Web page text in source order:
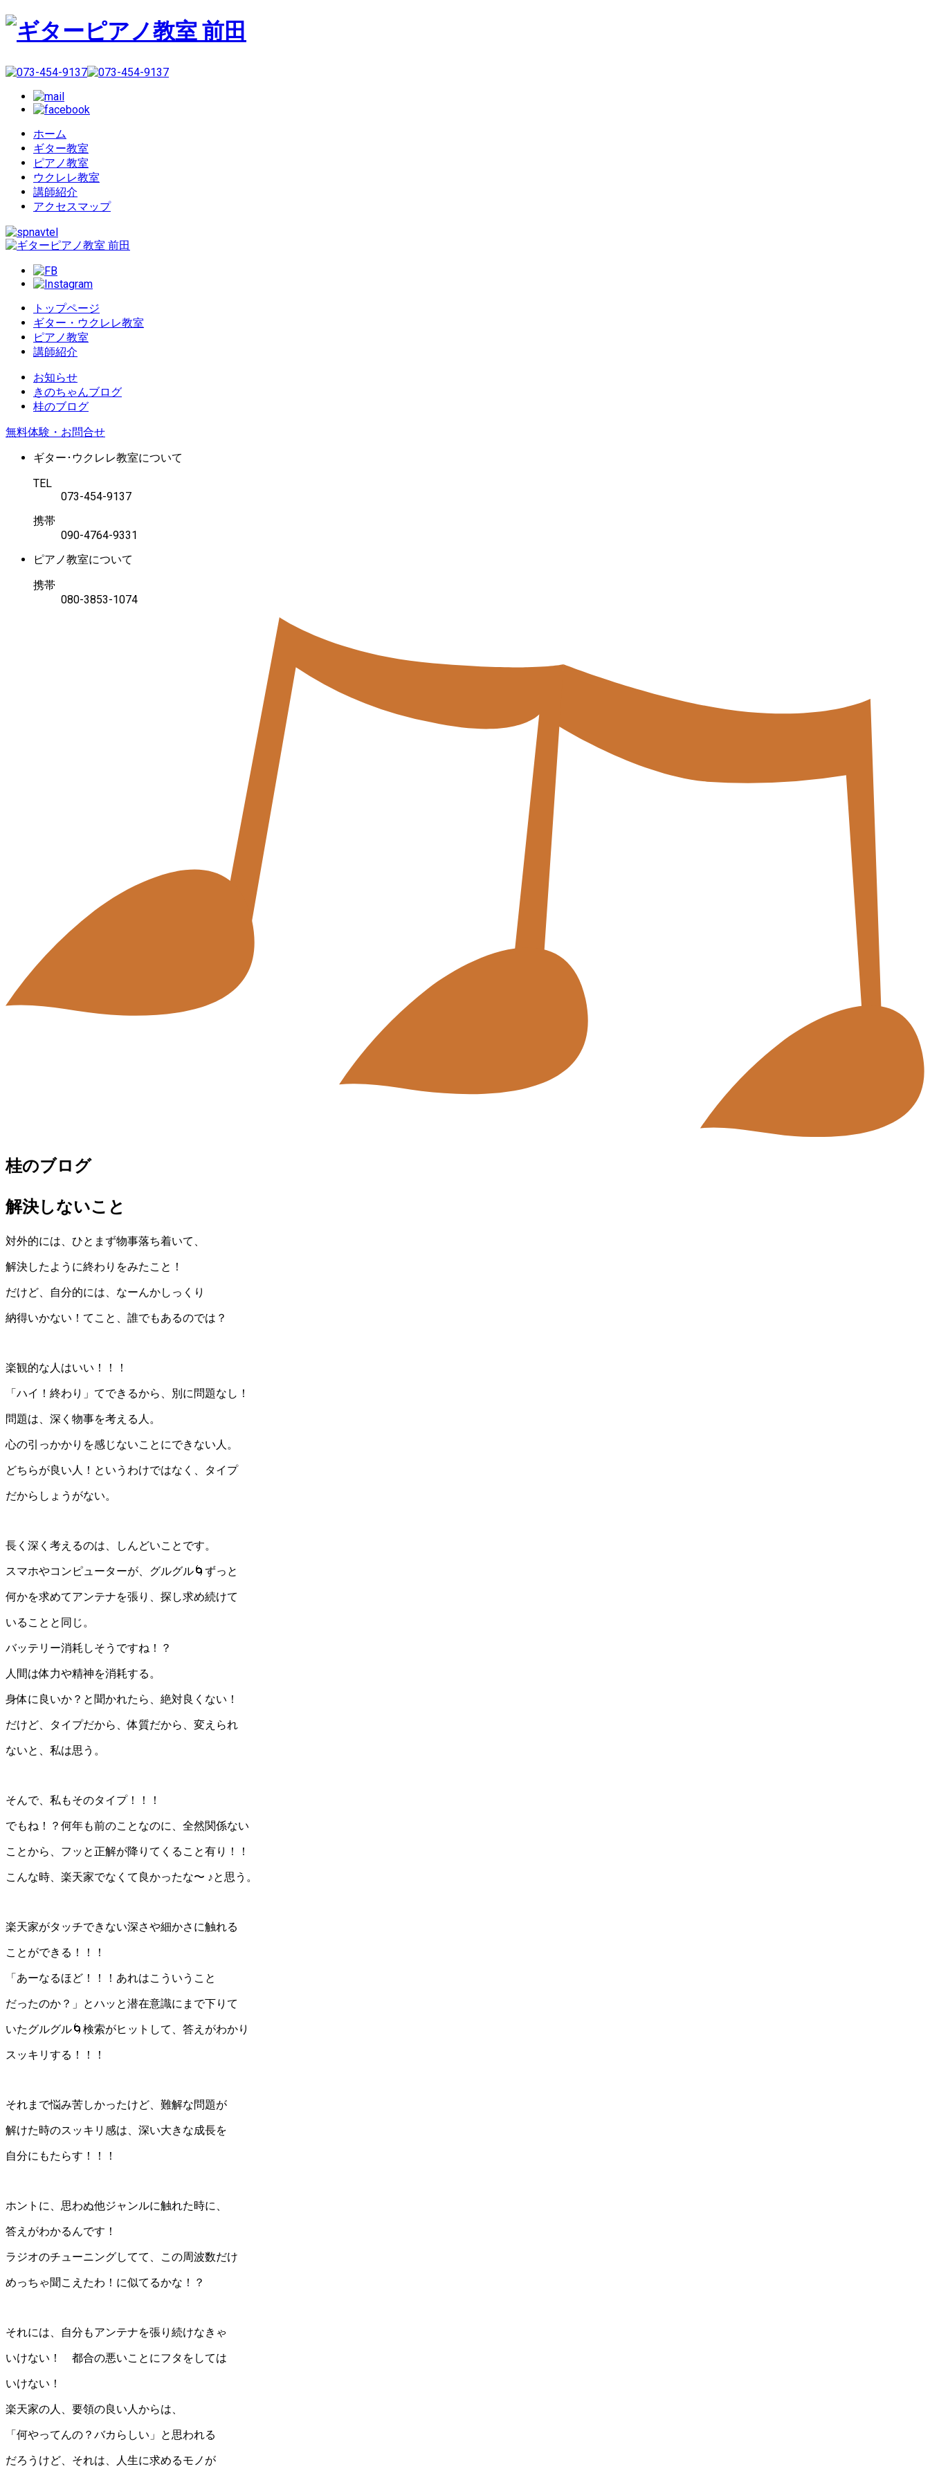
ホーム
ギター教室
ピアノ教室
ウクレレ教室
講師紹介
アクセスマップ
トップページ
ギター・ウクレレ教室
ピアノ教室
講師紹介
お知らせ
きのちゃんブログ
桂のブログ
無料体験・お問合せ
ギター･ウクレレ教室について
TEL
073-454-9137
携帯
090-4764-9331
ピアノ教室について
携帯
080-3853-1074
桂のブログ
解決しないこと
対外的には、ひとまず物事落ち着いて、
解決したように終わりをみたこと！
だけど、自分的には、なーんかしっくり
納得いかない！てこと、誰でもあるのでは？
楽観的な人はいい！！！
「ハイ！終わり」てできるから、別に問題なし！
問題は、深く物事を考える人。
心の引っかかりを感じないことにできない人。
どちらが良い人！というわけではなく、タイプ
だからしょうがない。
長く深く考えるのは、しんどいことです。
スマホやコンピューターが、グルグル🌀ずっと
何かを求めてアンテナを張り、探し求め続けて
いることと同じ。
バッテリー消耗しそうですね！？
人間は体力や精神を消耗する。
身体に良いか？と聞かれたら、絶対良くない！
だけど、タイプだから、体質だから、変えられ
ないと、私は思う。
そんで、私もそのタイプ！！！
でもね！？何年も前のことなのに、全然関係ない
ことから、フッと正解が降りてくること有り！！
こんな時、楽天家でなくて良かったな〜 ♪と思う。
楽天家がタッチできない深さや細かさに触れる
ことができる！！！
「あーなるほど！！！あれはこういうこと
だったのか？」とハッと潜在意識にまで下りて
いたグルグル🌀検索がヒットして、答えがわかり
スッキリする！！！
それまで悩み苦しかったけど、難解な問題が
解けた時のスッキリ感は、深い大きな成長を
自分にもたらす！！！
ホントに、思わぬ他ジャンルに触れた時に、
答えがわかるんです！
ラジオのチューニングしてて、この周波数だけ
めっちゃ聞こえたわ！に似てるかな！？
それには、自分もアンテナを張り続けなきゃ
いけない！ 都合の悪いことにフタをしては
いけない！
楽天家の人、要領の良い人からは、
「何やってんの？バカらしい」と思われる
だろうけど、それは、人生に求めるモノが